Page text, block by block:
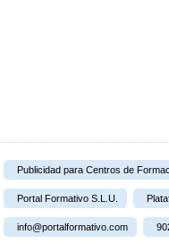
Publicidad para Centros de
Portal Formativo S.L.U.
info@portalformativo.com